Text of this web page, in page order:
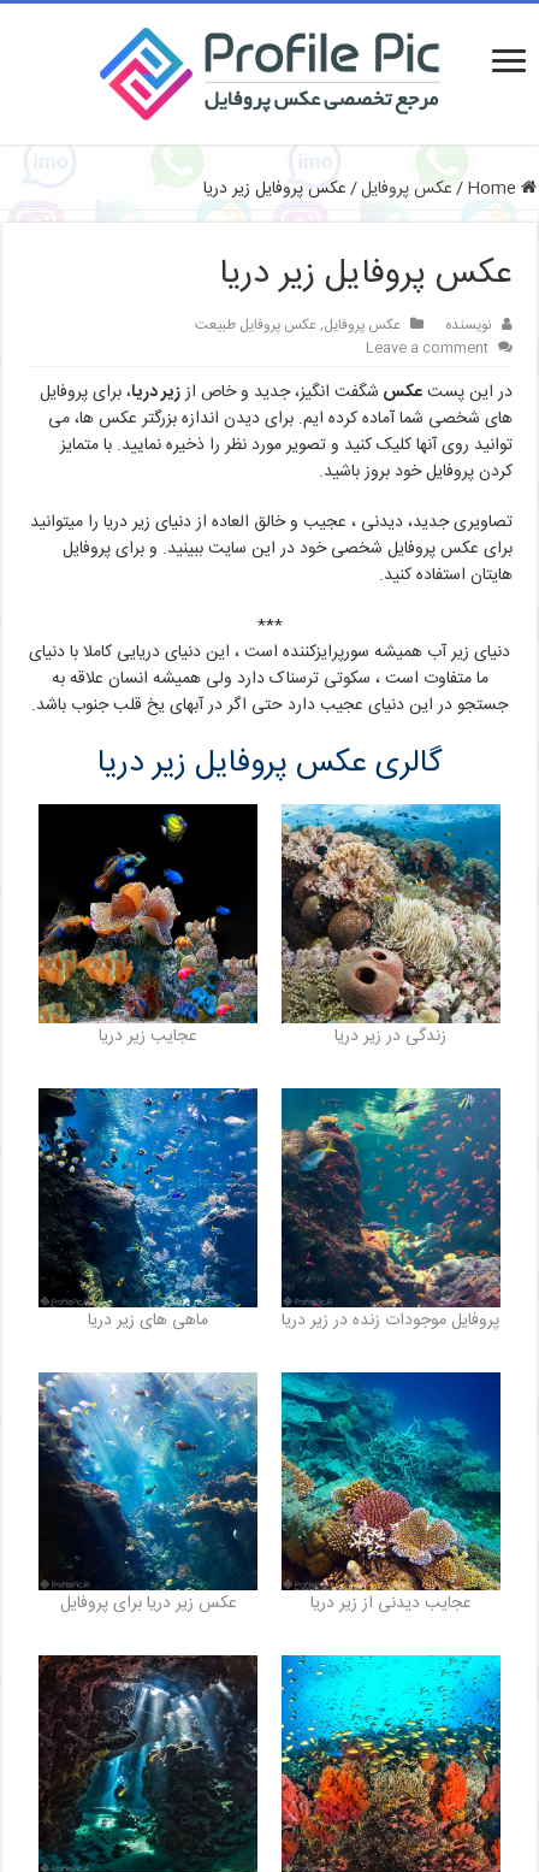
/عکس پروفایل/عکس پروفایل زیر دریا
عکس پروفایل زیر دریا
نویسنده عکس پروفایل,عکس پروفایل طبیعت
Leave a comment
در این پستعکس شگفت انگیز، جدید و خاص اززیر دریا، برای پروفایل
های شخصی شما آماده کرده ایم. برای دیدن اندازه بزرگتر عکس ها، می
توانید روی آنها کلیک کنید و تصویر مورد نظر را ذخیره نمایید. با متمایز
کردن پروفایل خود بروز باشید.
تصاویری جدید، دیدنی ، عجیب و خالق العاده از دنیای زیر دریا را میتوانید
برای عکس پروفایل شخصی خود در این سایت ببینید. و برای پروفایل
هایتان استفاده کنید.
***
دنیای زیر آب همیشه سورپرایزکننده است ، این دنیای دریایی کاملا با دنیای
ما متفاوت است ، سکوتی ترسناک دارد ولی همیشه ‏انسان علاقه به
جستجو در این دنیای عجیب دارد حتی اگر در آبهای یخ قلب جنوب باشد.
گالری عکس پروفایل زیر دریا
زندگی در زیر دریا عجایب زیر دریا
پروفایل موجودات زنده در زیر دریا ماهی های زیر دریا
عجایب دیدنی از زیر دریا عکس زیر دریا برای پروفایل